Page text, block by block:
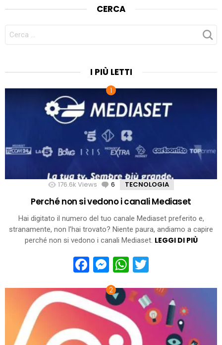
CERCA
CERCA
PER:
I PIÙ LETTI
176.6k Views 6 Comments
TECNOLOGIA
Perché non si vedono i canali Mediaset
Hai digitato il numero del tuo canale Mediaset preferito e,
stranamente, non l’hai trovato? Niente paura, andiamo a capire
perché non si vedono i canali Mediaset. LEGGI DI PIÙ
Facebook
Messenger
WhatsApp